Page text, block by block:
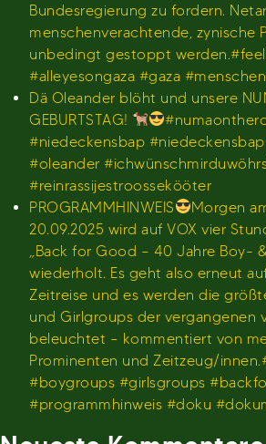
Bundesregierung zu fordern.
menschenverachtende, zynische
unbedingt gestoppt
#alleyesongaza #gaza
Dä Oleander blöht und unsere
GEBURTSTAG!
#niedeckensbap
#oleander
#reinrassijestroossekööter
PROGRAMMHINWEIS
Morgen
20.09.2025 wird auf VOX vier
„Back for Good – 40 Jahre Boy-
wiederholt. Es geht also erneut
Zeitreise und es werden die
und Girlgroups der vergangenen
beleuchtet – kommentiert von
Prominenten und Zeitzeug/
#boygroups #girlsgroups
#programmhinweis #doku